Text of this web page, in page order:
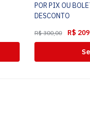
POR PIX OU
DESCONTO
R$300,00 R$